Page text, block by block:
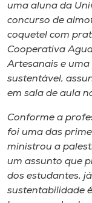
uma aluna da
concurso de
coquetel com
Cooperativa
Artesanais e
sustentável,
em sala de aula
Conforme a
foi uma das
ministrou a
um assunto que
dos estudantes,
sustentabilidade